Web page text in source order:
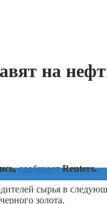
на
сообщаетReuters.
сырья в
золота.